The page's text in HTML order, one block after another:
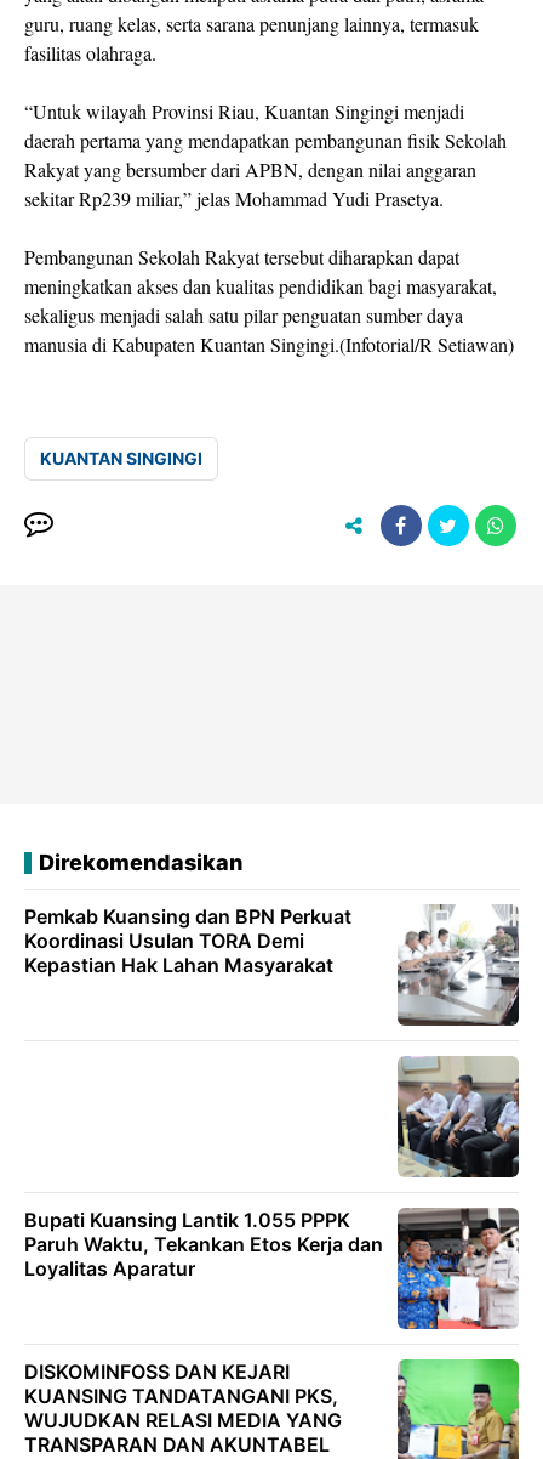
guru, ruang kelas, serta sarana penunjang lainnya, termasuk
fasilitas olahraga.
“Untuk wilayah Provinsi Riau, Kuantan Singingi menjadi
daerah pertama yang mendapatkan pembangunan fisik Sekolah
Rakyat yang bersumber dari APBN, dengan nilai anggaran
sekitar Rp239 miliar,” jelas Mohammad Yudi Prasetya.
Pembangunan Sekolah Rakyat tersebut diharapkan dapat
meningkatkan akses dan kualitas pendidikan bagi masyarakat,
sekaligus menjadi salah satu pilar penguatan sumber daya
manusia di Kabupaten Kuantan Singingi.(Infotorial/R Setiawan)
KUANTAN SINGINGI
Direkomendasikan
Pemkab Kuansing dan BPN Perkuat
Koordinasi Usulan TORA Demi
Kepastian Hak Lahan Masyarakat
Bupati Kuansing Lantik 1.055 PPPK
Paruh Waktu, Tekankan Etos Kerja dan
Loyalitas Aparatur
DISKOMINFOSS DAN KEJARI
KUANSING TANDATANGANI PKS,
WUJUDKAN RELASI MEDIA YANG
TRANSPARAN DAN AKUNTABEL